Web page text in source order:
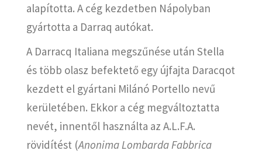
alapította. A cég kezdetben Nápolyban
gyártotta a Darraq autókat.
A Darracq Italiana megszűnése után Stella
és több olasz befektető egy újfajta Daracqot
kezdett el gyártani Milánó Portello nevű
kerületében. Ekkor a cég megváltoztatta
nevét, innentől használta az A.L.F.A.
rövidítést (Anonima Lombarda Fabbrica